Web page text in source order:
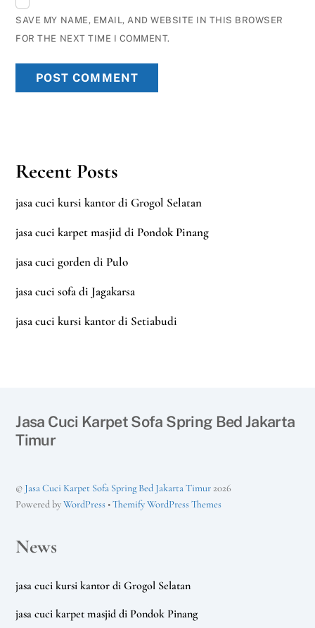
SAVE MY NAME, EMAIL, AND WEBSITE IN THIS BROWSER
FOR THE NEXT TIME I COMMENT.
Recent Posts
jasa cuci kursi kantor di Grogol Selatan
jasa cuci karpet masjid di Pondok Pinang
jasa cuci gorden di Pulo
jasa cuci sofa di Jagakarsa
jasa cuci kursi kantor di Setiabudi
Jasa Cuci Karpet Sofa Spring Bed Jakarta
Timur
© Jasa Cuci Karpet Sofa Spring Bed Jakarta Timur2026
Powered byWordPress •Themify WordPress Themes
News
jasa cuci kursi kantor di Grogol Selatan
jasa cuci karpet masjid di Pondok Pinang